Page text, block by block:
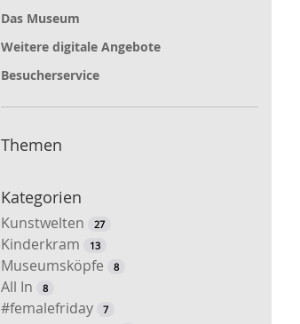
Das Museum
Weitere digitale Angebote
Besucherservice
Themen
Kategorien
Kunstwelten 27
Kinderkram 13
Museumsköpfe 8
All In 8
#femalefriday 7